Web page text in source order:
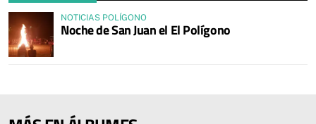
NOTICIAS POLÍGONO
Noche de San Juan el El Polígono